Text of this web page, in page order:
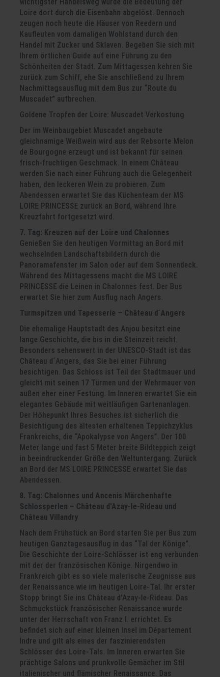
Loire dort durch die Eisenbahn abgelöst. Dennoch
zeugen noch heute die Häuser von Reedern und
Kaufleuten vom damaligen Wohlstand durch den
Handel mit Zucker und Sklaven. Begeben Sie sich mit
Ihrem örtlichen Guide auf eine Führung zu den
Schönheiten der Stadt. Zum Mittagessen kehren Sie
zurück zum Schiff, ehe Sie anschließend zu Ihrem
Nachmittagsausflug mit dem Bus zur “Route du
Muscadet” aufbrechen.
Goldene Tropfen der Loire: Muscadet Verkostung
Der im Weinbaugebiet Muscadet angebaute
gleichnamige Weißwein wird aus der Rebsorte Melon
de Bourgogne erzeugt und ist bekannt für seinen
frisch-fruchtigen Geschmack. In einem Château
werden Sie nach einer Führung auch die Gelegenheit
haben, den leckeren Wein zu probieren. Zum
Abendessen erwartet Sie das Küchenteam der MS
LOIRE PRINCESSE zurück an Bord, während Ihre
Kreuzfahrt fortgesetzt wird.
7. Tag: Kreuzen auf der Loire und Chalonnes
Genießen Sie den heutigen Vormittag an Bord mit
wechselnden Landschaftsbildern durch die
Panoramafenster im Salon oder auf dem Sonnendeck.
Während des Mittagessens macht die MS LOIRE
PRINCESSE die Leinen in Chalonnes fest. Der Bus
erwartet Sie hier zum Ausflug nach Angers.
Turmspitzen und Tapesserie – Château d´Angers
Die ehemalige Hauptstadt des Anjou besitzt eine
lange Geschichte, die bis in die Steinzeit reicht.
Besonders sehenswert in der UNESCO-Stadt ist das
Château d´Angers, das Sie bei einer Führung
besichtigen. Das Schloss ist Teil der Stadtmauer und
gleicht mit seinen 17 Türmen und der Wehrmauer von
außen eher einer Festung. Im Inneren erwartet Sie ein
elegantes Gebäude mit weitläufigen Gartenanlagen.
Der Höhepunkt Ihres Besuches ist sicherlich die
Besichtigung des ältesten erhaltenen Teppichzyklus
Frankreichs, die “Apokalypse von Angers”. Der 100
Meter lange und fast 5 Meter breite Bildteppich zeigt
in beeindruckender Größe den Weltuntergang. Zurück
an Bord der MS LOIRE PRINCESSE erwartet Sie das
Abendessen.
8. Tag: Chalonnes und Ancenis Märchenhafte
Schlossperlen – Château d'Azay-le-Rideau und
Château Villandry
Nach dem Frühstück an Bord starten Sie per Bus zum
heutigen Ganztagesausflug in das “Tal der Könige”.
Die Geschichte der Loire-Schlösser ist eng verbunden
mit der der französischen Könige. Nirgendwo in
Frankreich gibt es so viele malerische Zeugnisse aus
der Renaissance wie im heutigen Loire-Tal. Ihr erster
Stopp bringt Sie ins Château d’Azay-le-Rideau. Das
Schmuckstück französischer Renaissance wurde
unter der Herrschaft von Franz I. errichtet. Es
befindet sich auf einer kleinen Insel im Département
Indre und gilt als eines der faszinierendsten
Schlösser des Loire-Tals. Im Inneren erwarten Sie
prächtige Salons und prunkvolle Gemächer im Stil
italienischer und flämischer Renaissance. Das